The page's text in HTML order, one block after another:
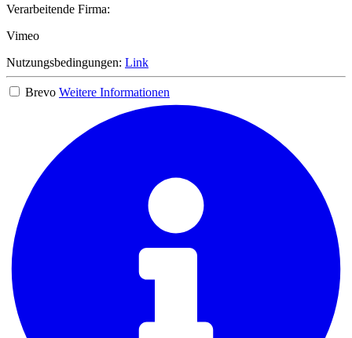
Verarbeitende Firma:
Vimeo
Nutzungsbedingungen: Link
Brevo Weitere Informationen